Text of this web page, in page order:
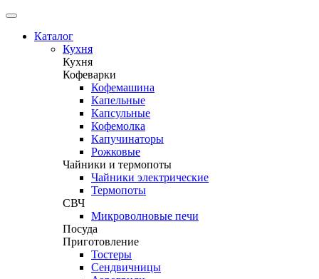
Каталог
Кухня
Кухня
Кофеварки
Кофемашина
Капельные
Капсульные
Кофемолка
Капучинаторы
Рожковые
Чайники и термопоты
Чайники электрические
Термопоты
СВЧ
Микроволновые печи
Посуда
Приготовление
Тостеры
Сендвичницы